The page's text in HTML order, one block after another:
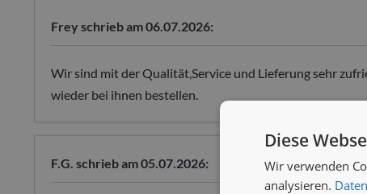
Freyschrieb am 06.07.2026:
Wir sind mit der Qualität,Service und Lieferung sehr
wieder bei ihnen bestellen.
F.G. schrieb am 05.07.2026:
Diese
Wir verwenden
analysieren.